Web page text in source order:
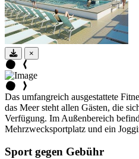
×
Das umfangreich ausgestattete
das Meer steht allen Gästen, die
Verfügung. Im Außenbereich
Mehrzwecksportplatz und ein
Sport gegen Gebühr